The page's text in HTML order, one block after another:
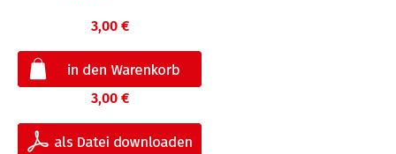
3,00 €
3,00 €